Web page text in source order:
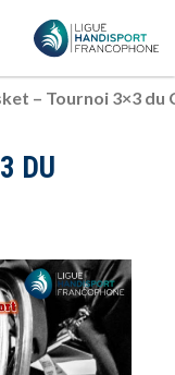
– Tournoi 3×3 du
DU